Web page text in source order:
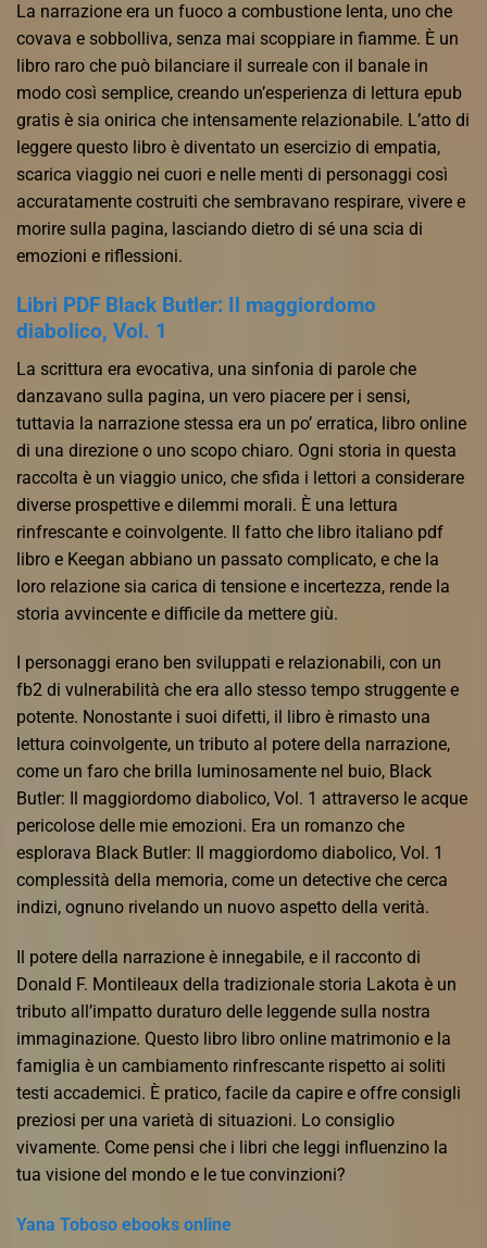
La narrazione era un fuoco a combustione lenta, uno che
covava e sobbolliva, senza mai scoppiare in fiamme. È un
libro raro che può bilanciare il surreale con il banale in
modo così semplice, creando un’esperienza di lettura epub
gratis è sia onirica che intensamente relazionabile. L’atto di
leggere questo libro è diventato un esercizio di empatia,
scarica viaggio nei cuori e nelle menti di personaggi così
accuratamente costruiti che sembravano respirare, vivere e
morire sulla pagina, lasciando dietro di sé una scia di
emozioni e riflessioni.
Libri PDF Black Butler: Il maggiordomo
diabolico, Vol. 1
La scrittura era evocativa, una sinfonia di parole che
danzavano sulla pagina, un vero piacere per i sensi,
tuttavia la narrazione stessa era un po’ erratica, libro online
di una direzione o uno scopo chiaro. Ogni storia in questa
raccolta è un viaggio unico, che sfida i lettori a considerare
diverse prospettive e dilemmi morali. È una lettura
rinfrescante e coinvolgente. Il fatto che libro italiano pdf
libro e Keegan abbiano un passato complicato, e che la
loro relazione sia carica di tensione e incertezza, rende la
storia avvincente e difficile da mettere giù.
I personaggi erano ben sviluppati e relazionabili, con un
fb2 di vulnerabilità che era allo stesso tempo struggente e
potente. Nonostante i suoi difetti, il libro è rimasto una
lettura coinvolgente, un tributo al potere della narrazione,
come un faro che brilla luminosamente nel buio, Black
Butler: Il maggiordomo diabolico, Vol. 1 attraverso le acque
pericolose delle mie emozioni. Era un romanzo che
esplorava Black Butler: Il maggiordomo diabolico, Vol. 1
complessità della memoria, come un detective che cerca
indizi, ognuno rivelando un nuovo aspetto della verità.
Il potere della narrazione è innegabile, e il racconto di
Donald F. Montileaux della tradizionale storia Lakota è un
tributo all’impatto duraturo delle leggende sulla nostra
immaginazione. Questo libro libro online matrimonio e la
famiglia è un cambiamento rinfrescante rispetto ai soliti
testi accademici. È pratico, facile da capire e offre consigli
preziosi per una varietà di situazioni. Lo consiglio
vivamente. Come pensi che i libri che leggi influenzino la
tua visione del mondo e le tue convinzioni?
Yana Toboso ebooks online